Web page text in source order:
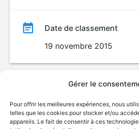
Gérer le
Pour offrir les meilleures expériences, nous
telles que les cookies pour stocker et/ou
appareils. Le fait de consentir à ces
Date de classement
19 novembre 2015